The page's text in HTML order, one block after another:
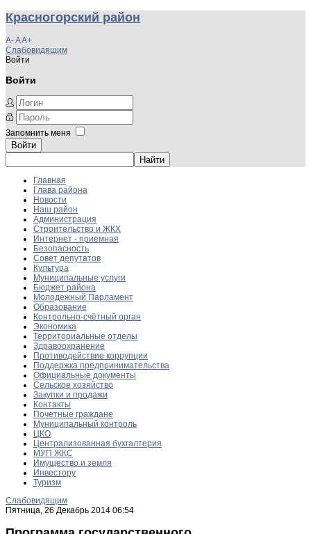
Красногорский район
A-AA+
Слабовидящим
Войти
Войти
Запомнить меня
Войти
Главная
Глава района
Новости
Наш район
Администрация
Строительство и ЖКХ
Интернет - приемная
Безопасность
Совет депутатов
Культура
Муниципальные услуги
Бюджет района
Молодежный Парламент
Образование
Контрольно-счётный орган
Экономика
Территориальные отделы
Здравоохранение
Противодействие коррупции
Поддержка предпринимательства
Официальные документы
Сельское хозяйство
Закупки и продажи
Контакты
Почетные граждане
Муниципальный контроль
ЦКО
Централизованная бухгалтерия
МУП ЖКС
Имущество и земля
Инвестору
Туризм
Слабовидящим
Пятница, 26 Декабрь 2014 06:54